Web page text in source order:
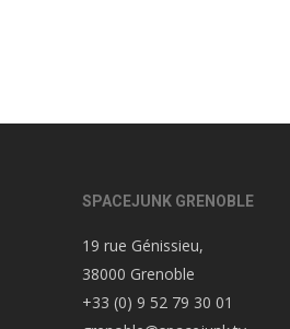
SPACEJUNK GRENOBLE
19 rue Génissieu,
38000 Grenoble
+33 (0) 9 52 79 30 01